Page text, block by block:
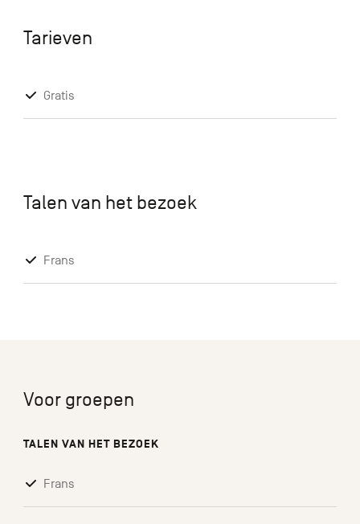
Tarieven
Gratis
Talen van het bezoek
Frans
Voor groepen
TALEN VAN HET BEZOEK
Frans